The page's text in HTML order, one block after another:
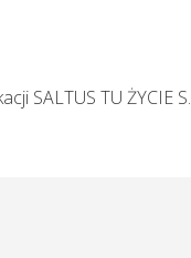
SALTUS TU ŻYCIE